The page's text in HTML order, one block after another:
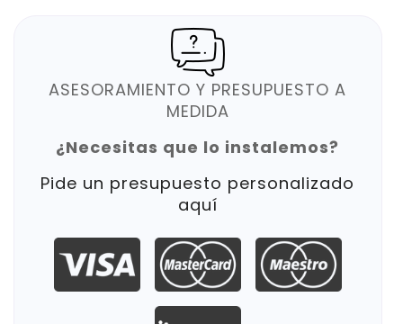
ASESORAMIENTO Y PRESUPUESTO A
MEDIDA
¿Necesitas que lo instalemos?
Pide un presupuesto personalizado
aquí